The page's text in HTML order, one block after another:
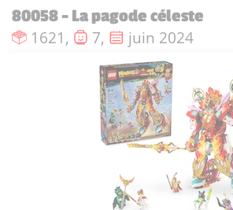
80058 - La pagode céleste
Nombre de pièces :
1621, Nombre de figurines
7, Date de sortie :
juin 2024